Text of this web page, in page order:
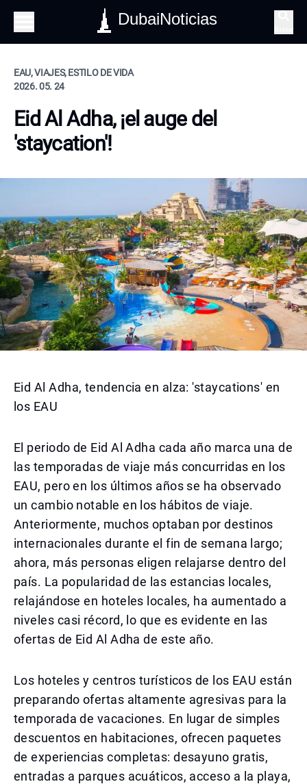
DubaiNoticias
EAU, VIAJES, ESTILO DE VIDA
2026. 05. 24
Eid Al Adha, ¡el auge del
'staycation'!
Eid Al Adha, tendencia en alza: 'staycations' en
los EAU
El periodo de Eid Al Adha cada año marca una de
las temporadas de viaje más concurridas en los
EAU, pero en los últimos años se ha observado
un cambio notable en los hábitos de viaje.
Anteriormente, muchos optaban por destinos
internacionales durante el fin de semana largo;
ahora, más personas eligen relajarse dentro del
país. La popularidad de las estancias locales,
relajándose en hoteles locales, ha aumentado a
niveles casi récord, lo que es evidente en las
ofertas de Eid Al Adha de este año.
Los hoteles y centros turísticos de los EAU están
preparando ofertas altamente agresivas para la
temporada de vacaciones. En lugar de simples
descuentos en habitaciones, ofrecen paquetes
de experiencias completas: desayuno gratis,
entradas a parques acuáticos, acceso a la playa,